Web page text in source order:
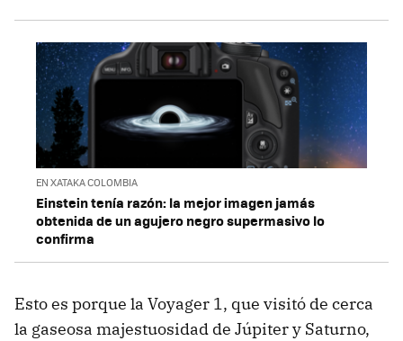
EN XATAKA COLOMBIA
Einstein tenía razón: la mejor imagen jamás
obtenida de un agujero negro supermasivo lo
confirma
Esto es porque la Voyager 1, que visitó de cerca
la gaseosa majestuosidad de Júpiter y Saturno,